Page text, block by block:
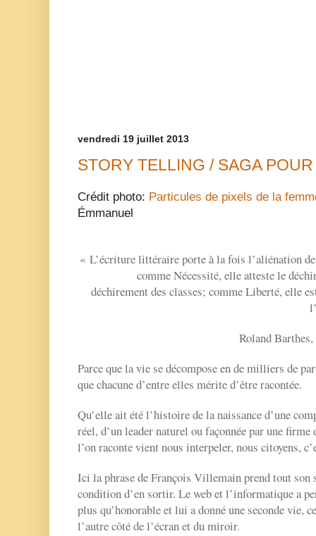
vendredi 19 juillet 2013
STORY TELLING / SAGA
Crédit photo: Particules de pixels de la
Émmanuel
« L’écriture littéraire porte à la fois l’aliénation
comme Nécessité, elle atteste le
déchirement des classes; comme Liberté, elle
Roland
Parce que la vie se décompose en de milliers de
que chacune d’entre elles mérite d’être racontée.
Qu’elle ait été l’histoire de la naissance d’une
réel, d’un leader naturel ou façonnée par une
l’on raconte vient nous interpeler, nous citoyens,
Ici la phrase de François Villemain prend tout son
condition d’en sortir. Le web et l’informatique a
plus qu’honorable et lui a donné une seconde vie,
l’autre côté de l’écran et du miroir.